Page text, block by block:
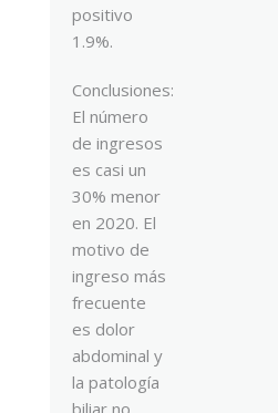
positivo
1.9%.
Conclusiones:
El número
de ingresos
es casi un
30% menor
en 2020. El
motivo de
ingreso más
frecuente
es dolor
abdominal y
la patología
biliar no